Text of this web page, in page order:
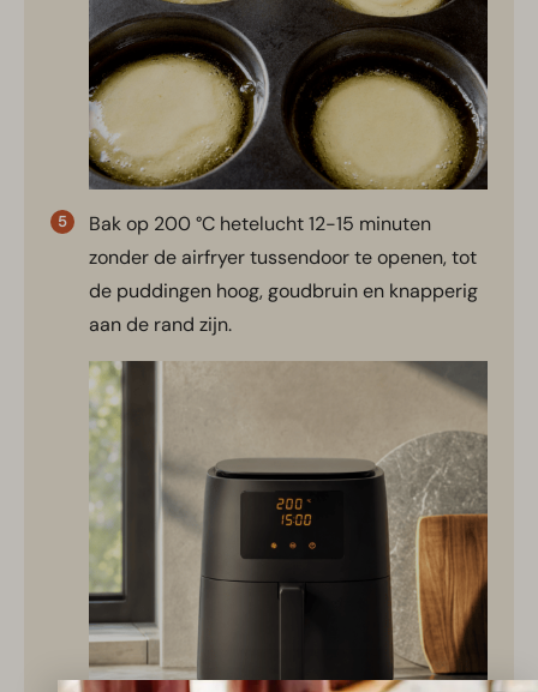
Bak op 200 °C hetelucht 12-15 minuten
zonder de airfryer tussendoor te openen, tot
de puddingen hoog, goudbruin en knapperig
aan de rand zijn.